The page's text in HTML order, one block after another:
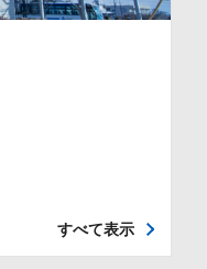
すべて表示